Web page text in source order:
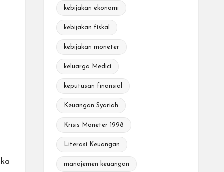
kebijakan ekonomi
kebijakan fiskal
kebijakan moneter
keluarga Medici
keputusan finansial
Keuangan Syariah
Krisis Moneter 1998
Literasi Keuangan
manajemen keuangan